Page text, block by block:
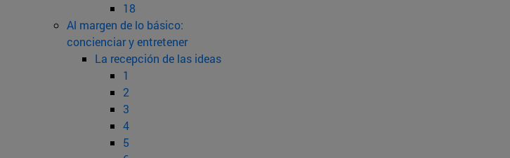
18
Al margen de lo básico:
concienciar y entretener
La recepción de las ideas
1
2
3
4
5